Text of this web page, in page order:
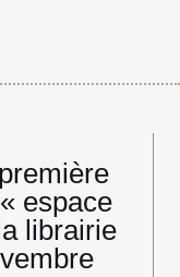
espace
librairie